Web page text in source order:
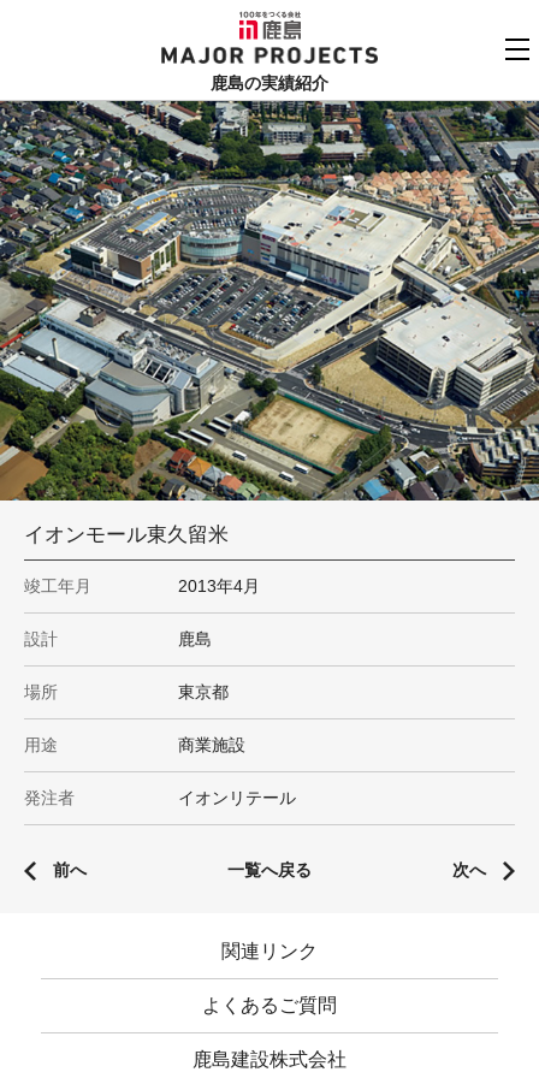
鹿島
MAJOR PROJECTS
鹿島の実績紹介
実績紹介TOP
更新順でみる
用途でさがす
竣工年でさがす
地域でさがす
あいうえお順
関連リンク
よくあるご質問
鹿島建設株式会社
個人情報保護方針
お問い合わせ
イオンモール東久留米
竣工年月 2013年4月
設計 鹿島
場所 東京都
用途 商業施設
発注者 イオンリテール
前へ 一覧へ戻る 次へ
関連リンク
よくあるご質問
鹿島建設株式会社